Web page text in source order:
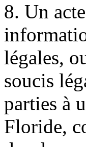
8. Un
légales,
soucis
parties à
Floride,